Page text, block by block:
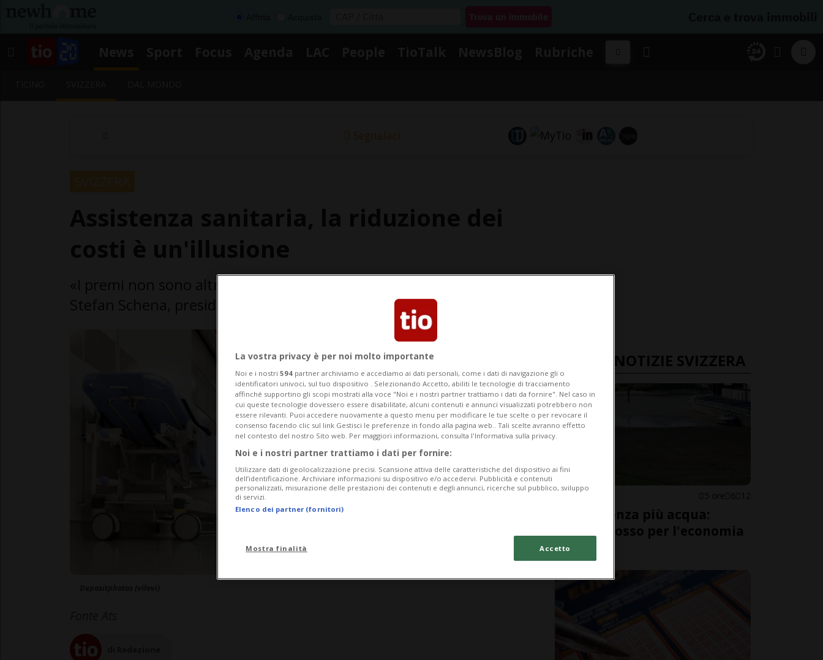
Segnalaci
Stefan Schena, presidente della direzione della cassa malattia ÖKK
ULTIME NOTIZIE SVIZZERA
SVIZZERA 5 ore 6 12
Il Reno senza più acqua:
allarme rosso per l'economia
svizzera
La vostra privacy è per noi molto importante
Noi e i nostri 594 partner archiviamo e accediamo ai dati personali, come i dati di navigazione gli o
identificatori univoci, sul tuo dispositivo . Selezionando Accetto, abiliti le tecnologie di tracciamento
affinché supportino gli scopi mostrati alla voce "Noi e i nostri partner trattiamo i dati da fornire". Nel caso in
cui queste tecnologie dovessero essere disabilitate, alcuni contenuti e annunci visualizzati potrebbero non
essere rilevanti. Puoi accedere nuovamente a questo menu per modificare le tue scelte o per revocare il
consenso facendo clic sul link Gestisci le preferenze in fondo alla pagina web.. Tali scelte avranno effetto
nel contesto del nostro Sito web. Per maggiori informazioni, consulta l'Informativa sulla privacy.
Noi e i nostri partner trattiamo i dati per fornire:
Utilizzare dati di geolocalizzazione precisi. Scansione attiva delle caratteristiche del dispositivo ai fini
dell’identificazione. Archiviare informazioni su dispositivo e/o accedervi. Pubblicità e contenuti
personalizzati, misurazione delle prestazioni dei contenuti e degli annunci, ricerche sul pubblico, sviluppo
di servizi.
Elenco dei partner (fornitori)
Mostra finalità Accetto